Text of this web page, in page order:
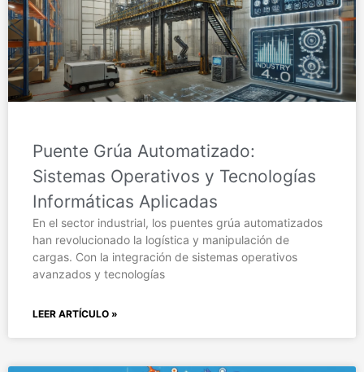
Puente Grúa Automatizado:
Sistemas Operativos y Tecnologías
Informáticas Aplicadas
En el sector industrial, los puentes grúa automatizados
han revolucionado la logística y manipulación de
cargas. Con la integración de sistemas operativos
avanzados y tecnologías
LEER ARTÍCULO »